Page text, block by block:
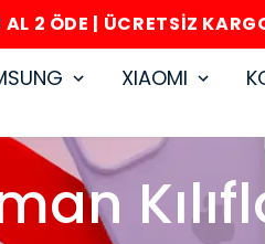
AL 2 ÖDE | ÜCRETSİZ
XIAOMI